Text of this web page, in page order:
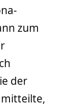
zum
der
mitteilte,